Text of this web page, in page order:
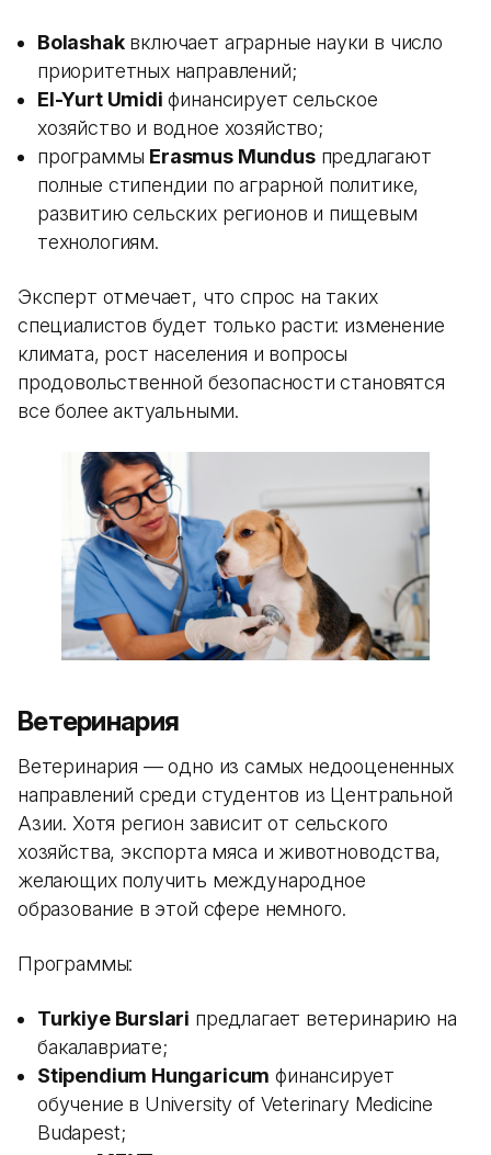
Bolashakвключает аграрные науки в число
приоритетных направлений;
El-Yurt Umidi финансирует сельское
хозяйство и водное хозяйство;
программы Erasmus Mundusпредлагают
полные стипендии по аграрной политике,
развитию сельских регионов и пищевым
технологиям.
Эксперт отмечает, что спрос на таких
специалистов будет только расти: изменение
климата, рост населения и вопросы
продовольственной безопасности становятся
все более актуальными.
Ветеринария
Ветеринария — одно из самых недооцененных
направлений среди студентов из Центральной
Азии. Хотя регион зависит от сельского
хозяйства, экспорта мяса и животноводства,
желающих получить международное
образование в этой сфере немного.
Программы:
Turkiye Burslari предлагает ветеринарию на
бакалавриате;
Stipendium Hungaricum финансирует
обучение в University of Veterinary Medicine
Budapest;